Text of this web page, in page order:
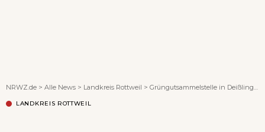
NRWZ.de > Alle News > Landkreis Rottweil > Grüngutsammelstelle in Deißlingen: Landratsamt lenkt ein
LANDKREIS ROTTWEIL